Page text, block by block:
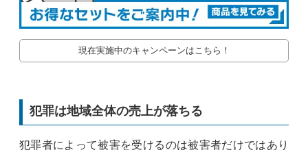
現在実施中のキャンペーンはこちら！
犯罪は地域全体の売上が落ちる
犯罪者によって被害を受けるのは被害者だけではあり